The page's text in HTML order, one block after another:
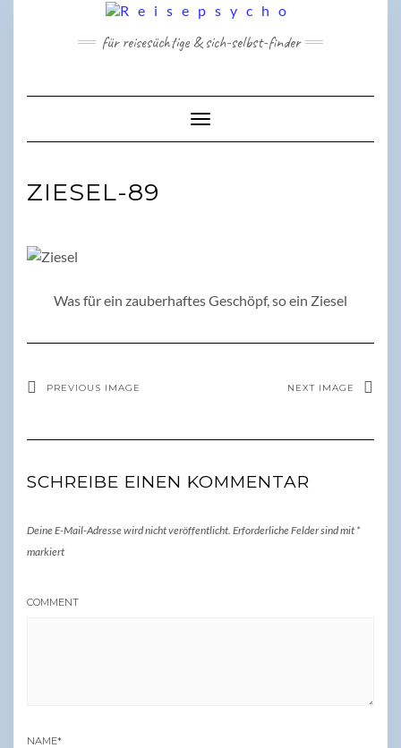
für reisesüchtige & sich-selbst-finder
Toggle Navigation
ZIESEL-89
Was für ein zauberhaftes Geschöpf, so ein Ziesel
PREVIOUS IMAGE NEXT IMAGE
SCHREIBE EINEN KOMMENTAR
Deine E-Mail-Adresse wird nicht veröffentlicht. Erforderliche Felder sind mit *
markiert
COMMENT
NAME*